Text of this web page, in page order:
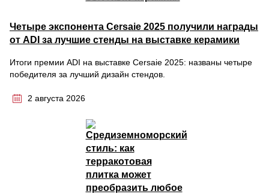
Четыре экспонента Cersaie 2025 получили награды
от ADI за лучшие стенды на выставке керамики
Итоги премии ADI на выставке Cersaie 2025: названы четыре
победителя за лучший дизайн стендов.
2 августа 2026